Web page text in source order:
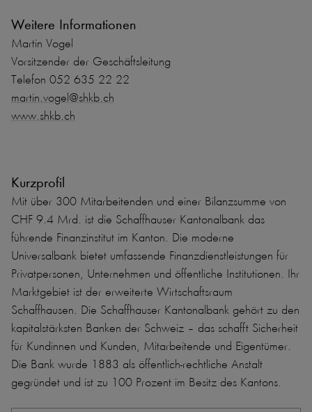
Weitere Informationen
Martin Vogel
Vorsitzender der Geschäftsleitung
Telefon 052 635 22 22
martin.vogel@shkb.ch
www.shkb.ch
Kurzprofil
Mit über 300 Mitarbeitenden und einer Bilanzsumme von
CHF 9.4 Mrd. ist die Schaffhauser Kantonalbank das
führende Finanzinstitut im Kanton. Die moderne
Universalbank bietet umfassende Finanzdienstleistungen für
Privatpersonen, Unternehmen und öffentliche Institutionen. Ihr
Marktgebiet ist der erweiterte Wirtschaftsraum
Schaffhausen. Die Schaffhauser Kantonalbank gehört zu den
kapitalstärksten Banken der Schweiz – das schafft Sicherheit
für Kundinnen und Kunden, Mitarbeitende und Eigentümer.
Die Bank wurde 1883 als öffentlich-rechtliche Anstalt
gegründet und ist zu 100 Prozent im Besitz des Kantons.